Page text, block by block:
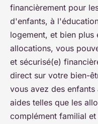
financièrement pour
d'enfants, à
logement, et bien plus
allocations, vous
et sécurisé(e)
direct sur votre bien-
vous avez des
aides telles que les
complément familial